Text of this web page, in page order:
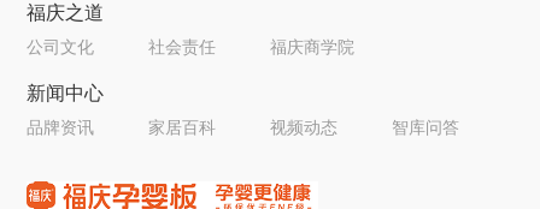
福庆之道
公司文化 社会责任 福庆商学院
新闻中心
品牌资讯 家居百科 视频动态 智库问答